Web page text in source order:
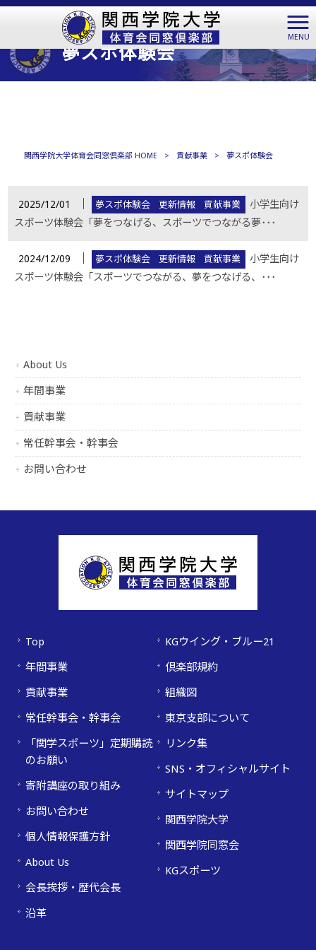
MENU
夢スポ体験会
関西学院大学体育会同窓倶楽部 HOME > 貢献事業 > 夢スポ体験会
2025/12/01 夢スポ体験会 更新情報 貢献事業
小学生向け
スポーツ体験会「夢をつなげる、スポーツでつながる夢･･･
2024/12/09 夢スポ体験会 更新情報 貢献事業
小学生向け
スポーツ体験会「スポーツでつながる、夢をつなげる、･･･
About Us
年間事業
貢献事業
常任幹事会・幹事会
お問い合わせ
Top
年間事業
貢献事業
常任幹事会・幹事会
「関学スポーツ」定期購読
のお願い
寄附講座の取り組み
お問い合わせ
個人情報保護方針
About Us
会長挨拶・歴代会長
沿革
KGウイング・ブルー21
倶楽部規約
組織図
東京支部について
リンク集
SNS・オフィシャルサイト
サイトマップ
関西学院大学
関西学院同窓会
KGスポーツ